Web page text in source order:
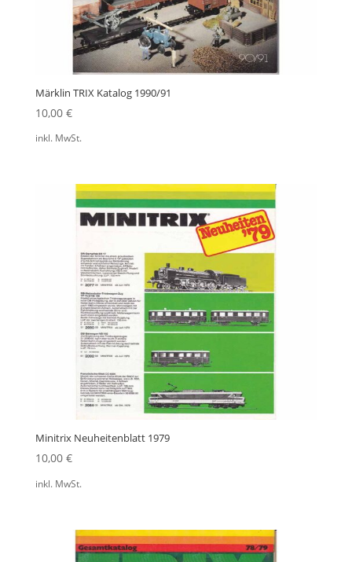
Märklin TRIX Katalog 1990/91
10,00 €
inkl. MwSt.
Minitrix Neuheitenblatt 1979
10,00 €
inkl. MwSt.